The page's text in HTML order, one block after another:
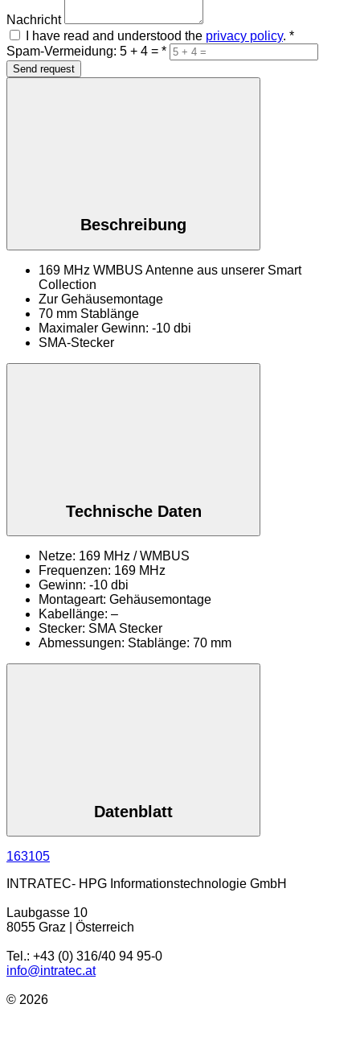
Nachricht
I have read and understood the privacy policy. *
Spam-Vermeidung: 5 + 4 = *
Send request
Beschreibung
169 MHz WMBUS Antenne aus unserer Smart
Collection
Zur Gehäusemontage
70 mm Stablänge
Maximaler Gewinn: -10 dbi
SMA-Stecker
Technische Daten
Netze: 169 MHz / WMBUS
Frequenzen: 169 MHz
Gewinn: -10 dbi
Montageart: Gehäusemontage
Kabellänge: –
Stecker: SMA Stecker
Abmessungen: Stablänge: 70 mm
Datenblatt
163105
INTRATEC- HPG Informationstechnologie GmbH
Laubgasse 10
8055 Graz | Österreich
Tel.: +43 (0) 316/40 94 95-0
info@intratec.at
© 2026